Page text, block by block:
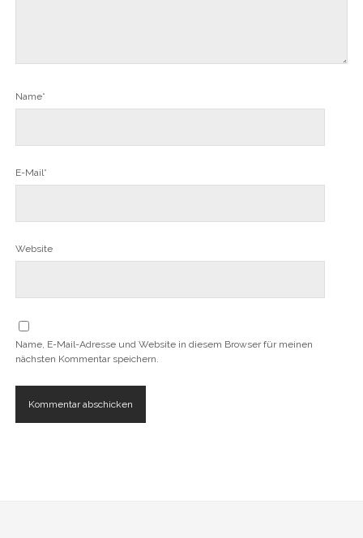
Name*
E-Mail*
Website
Name, E-Mail-Adresse und Website in diesem Browser für meinen
nächsten Kommentar speichern.